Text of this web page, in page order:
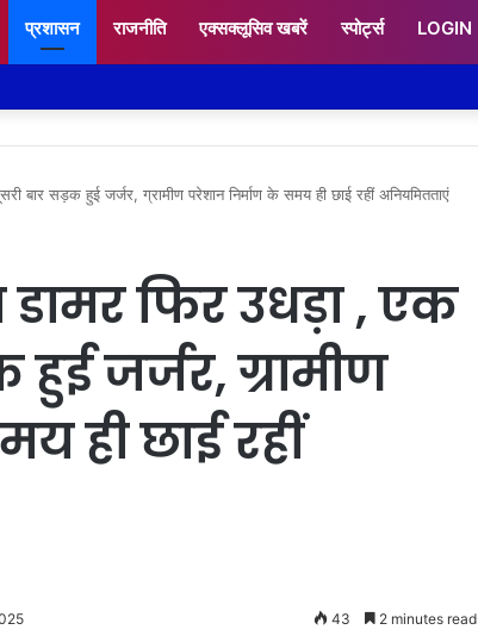
प्रशासन राजनीति एक्सक्लूसिव खबरें स्पोर्ट्स LOGIN
बार सड़क हुई जर्जर, ग्रामीण परेशान निर्माण के समय ही छाई रहीं अनियमितताएं
फिर उधड़ा , एक
जर्जर, ग्रामीण
ही छाई रहीं
43 2 minutes read